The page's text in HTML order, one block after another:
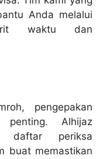
Anda melalui
waktu dan
pengepakan
Alhijaz
daftar periksa
buat memastikan